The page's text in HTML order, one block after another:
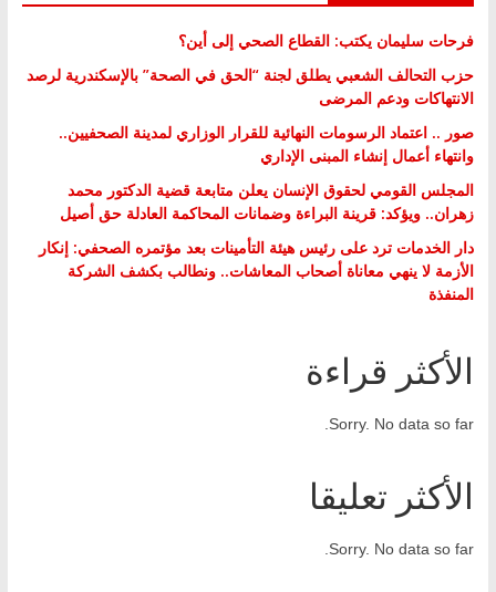
فرحات سليمان يكتب: القطاع الصحي إلى أين؟
حزب التحالف الشعبي يطلق لجنة “الحق في الصحة” بالإسكندرية لرصد
الانتهاكات ودعم المرضى
صور .. اعتماد الرسومات النهائية للقرار الوزاري لمدينة الصحفيين..
وانتهاء أعمال إنشاء المبنى الإداري
المجلس القومي لحقوق الإنسان يعلن متابعة قضية الدكتور محمد
زهران.. ويؤكد: قرينة البراءة وضمانات المحاكمة العادلة حق أصيل
دار الخدمات ترد على رئيس هيئة التأمينات بعد مؤتمره الصحفي: إنكار
الأزمة لا ينهي معاناة أصحاب المعاشات.. ونطالب بكشف الشركة
المنفذة
الأكثر قراءة
Sorry. No data so far.
الأكثر تعليقا
Sorry. No data so far.